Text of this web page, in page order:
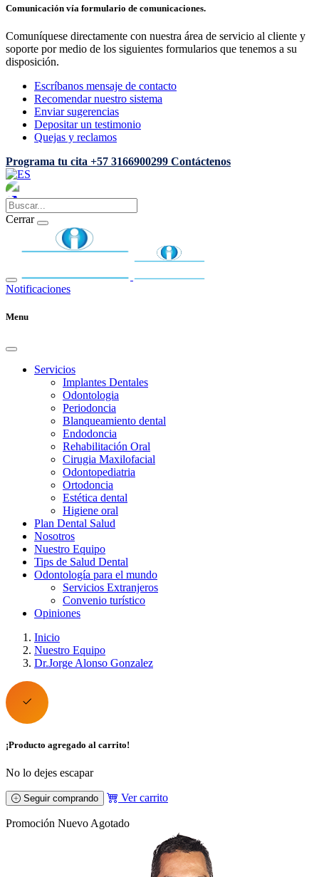
Comunicación vía formulario de comunicaciones.
Comuníquese directamente con nuestra área de servicio al cliente y
soporte por medio de los siguientes formularios que tenemos a su
disposición.
Escríbanos mensaje de contacto
Recomendar nuestro sistema
Enviar sugerencias
Depositar un testimonio
Quejas y reclamos
Programa tu cita +57 3166900299 Contáctenos
Cerrar
Notificaciones
Menu
Servicios
Implantes Dentales
Odontologia
Periodoncia
Blanqueamiento dental
Endodoncia
Rehabilitación Oral
Cirugia Maxilofacial
Odontopediatria
Ortodoncia
Estética dental
Higiene oral
Plan Dental Salud
Nosotros
Nuestro Equipo
Tips de Salud Dental
Odontología para el mundo
Servicios Extranjeros
Convenio turístico
Opiniones
Inicio
Nuestro Equipo
Dr.Jorge Alonso Gonzalez
¡Producto agregado al carrito!
No lo dejes escapar
Seguir comprando Ver carrito
Promoción Nuevo Agotado